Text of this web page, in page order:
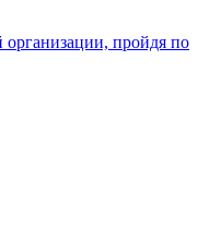
пройдя по